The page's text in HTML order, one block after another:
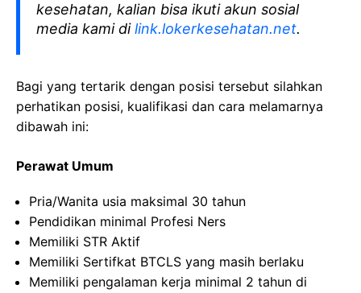
kesehatan, kalian bisa ikuti akun sosial
media kami dilink.lokerkesehatan.net.
Bagi yang tertarik dengan posisi tersebut silahkan
perhatikan posisi, kualifikasi dan cara melamarnya
dibawah ini:
Perawat Umum
Pria/Wanita usia maksimal 30 tahun
Pendidikan minimal Profesi Ners
Memiliki STR Aktif
Memiliki Sertifkat BTCLS yang masih berlaku
Memiliki pengalaman kerja minimal 2 tahun di